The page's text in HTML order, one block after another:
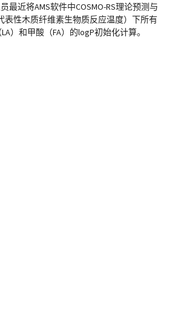
近将AMS软件中COSMO-RS理论预测与
表性木质纤维素生物质反应温度）下所有
）和甲酸（FA）的logP初始化计算。